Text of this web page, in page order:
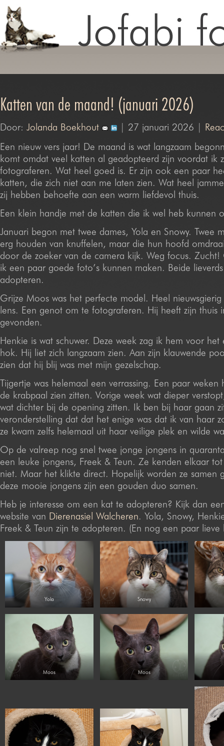
Katten van de maand! (januari 2026)
Door: Jolanda Boekhout | 27 januari 2026 |
Een nieuw vers jaar! De maand is wat langzaam
komt omdat veel katten al geadopteerd zijn voordat ik
fotograferen. Wat heel goed is. Er zijn ook een paar
katten, die zich niet aan me laten zien. Wat heel
zij hebben behoefte aan een warm liefdevol thuis.
Een klein handje met de katten die ik wel heb kunnen
Januari begon met twee dames, Yola en Snowy. Twee
erg houden van knuffelen, maar die hun hoofd
door de zoeker van de camera kijk. Weg focus. Zucht!
ik een paar goede foto’s kunnen maken. Beide
adopteren.
Grijze Moos was het perfecte model. Heel
lens. Een genot om te fotograferen. Hij heeft zijn thuis
gevonden.
Henkie is wat schuwer. Deze week zag ik hem voor het
hok. Hij liet zich langzaam zien. Aan zijn klauwende
zien dat hij blij was met mijn gezelschap.
Tijgertje was helemaal een verrassing. Een paar weken
de krabpaal zien zitten. Vorige week wat dieper
wat dichter bij de opening zitten. Ik ben bij haar gaan
veronderstelling dat dat het enige was dat ik van haar
ze kwam zelfs helemaal uit haar veilige plek en wilde
Op de valreep nog snel twee jonge jongens in
een leuke jongens, Freek & Teun. Ze kenden elkaar
niet. Maar het klikte direct. Hopelijk worden ze samen
deze mooie jongens zijn een gouden duo samen.
Heb je interesse om een kat te adopteren? Kijk dan
website van Dierenasiel Walcheren. Yola, Snowy,
Freek & Teun zijn te adopteren. (En nog een paar lieve
Yola Snowy
Moos Moos